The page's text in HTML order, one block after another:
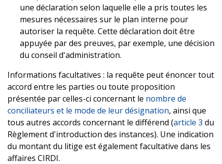
une déclaration selon laquelle elle a pris toutes les
mesures nécessaires sur le plan interne pour
autoriser la requête. Cette déclaration doit être
appuyée par des preuves, par exemple, une décision
du conseil d'administration.
Informations facultatives : la requête peut énoncer tout
accord entre les parties ou toute proposition
présentée par celles-ci concernant le nombre de
conciliateurs et le mode de leur désignation, ainsi que
tous autres accords concernant le différend (article 3 du
Règlement d'introduction des instances). Une indication
du montant du litige est également facultative dans les
affaires CIRDI.